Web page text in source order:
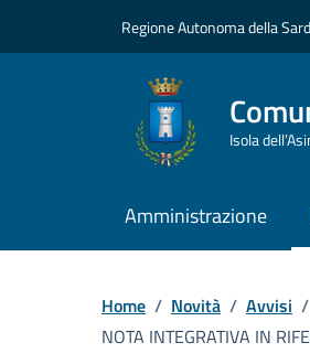
Regione Autonoma della
Isola
Amministrazione
Home / Novità / Avvisi /
NOTA INTEGRATIVA IN